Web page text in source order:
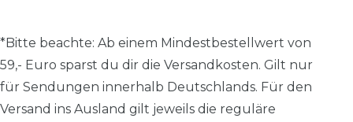
*Bitte beachte: Ab einem Mindestbestellwert von
59,- Euro sparst du dir die Versandkosten. Gilt nur
für Sendungen innerhalb Deutschlands. Für den
Versand ins Ausland gilt jeweils die reguläre